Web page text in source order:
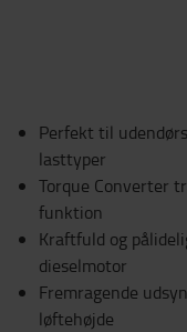
Perfekt til
lasttyper
Torque Converter
funktion
Kraftfuld og
dieselmotor
Fremragende
løftehøjde